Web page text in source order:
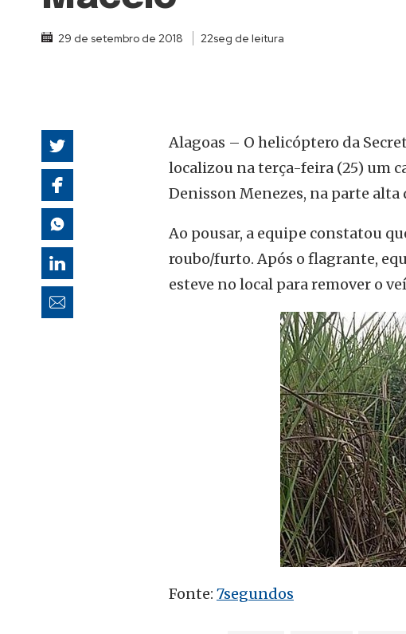
29 de setembro de 2018 22seg de leitura
Alagoas – O helicóptero da
localizou na terça-feira (25) um
Denisson Menezes, na parte alta
Ao pousar, a equipe constatou
roubo/furto. Após o flagrante,
esteve no local para remover o
Fonte: 7segundos